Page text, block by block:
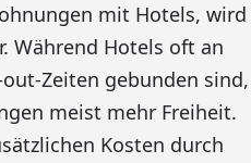
mit Hotels, wird
Während Hotels oft an
Zeiten gebunden sind,
meist mehr Freiheit.
Kosten durch